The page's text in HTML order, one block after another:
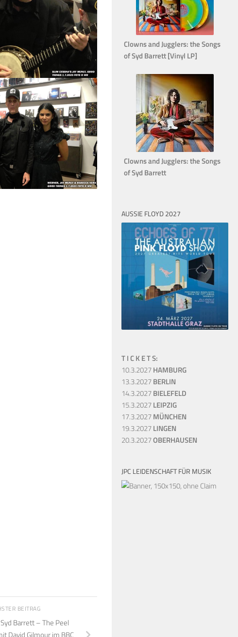
BEITRAG
Barrett – The Peel
Clowns and Jugglers: the Songs
of Syd Barrett [Vinyl LP]
Clowns and Jugglers: the Songs
of Syd Barrett
AUSSIE FLOYD 2027
T I C K E T S:
10.3.2027HAMBURG
13.3.2027BERLIN
14.3.2027BIELEFELD
15.3.2027LEIPZIG
17.3.2027MÜNCHEN
19.3.2027LINGEN
20.3.2027OBERHAUSEN
JPC LEIDENSCHAFT FÜR MUSIK